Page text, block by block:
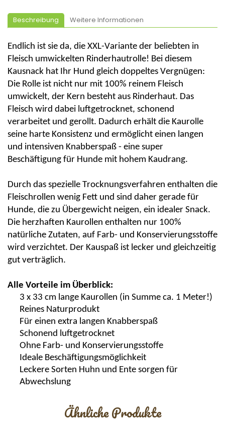
Beschreibung Weitere Informationen
Endlich ist sie da, die XXL-Variante der beliebten in
Fleisch umwickelten Rinderhautrolle! Bei diesem
Kausnack hat Ihr Hund gleich doppeltes Vergnügen:
Die Rolle ist nicht nur mit 100% reinem Fleisch
umwickelt, der Kern besteht aus Rinderhaut. Das
Fleisch wird dabei luftgetrocknet, schonend
verarbeitet und gerollt. Dadurch erhält die Kaurolle
seine harte Konsistenz und ermöglicht einen langen
und intensiven Knabberspaß - eine super
Beschäftigung für Hunde mit hohem Kaudrang.
Durch das spezielle Trocknungsverfahren enthalten die
Fleischrollen wenig Fett und sind daher gerade für
Hunde, die zu Übergewicht neigen, ein idealer Snack.
Die herzhaften Kaurollen enthalten nur 100%
natürliche Zutaten, auf Farb- und Konservierungsstoffe
wird verzichtet. Der Kauspaß ist lecker und gleichzeitig
gut verträglich.
Alle Vorteile im Überblick:
3 x 33 cm lange Kaurollen (in Summe ca. 1 Meter!)
Reines Naturprodukt
Für einen extra langen Knabberspaß
Schonend luftgetrocknet
Ohne Farb- und Konservierungsstoffe
Ideale Beschäftigungsmöglichkeit
Leckere Sorten Huhn und Ente sorgen für
Abwechslung
Ähnliche Produkte